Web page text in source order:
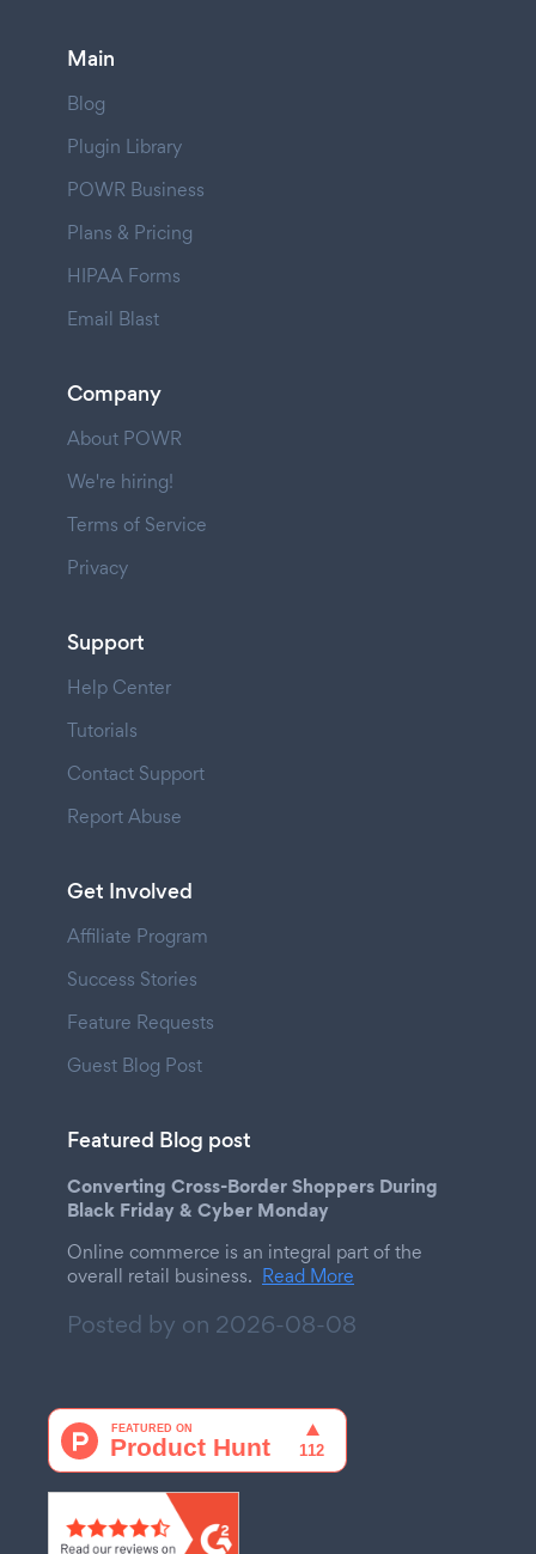
Main
Blog
Plugin Library
POWR Business
Plans & Pricing
HIPAA Forms
Email Blast
Company
About POWR
We're hiring!
Terms of Service
Privacy
Support
Help Center
Tutorials
Contact Support
Report Abuse
Get Involved
Affiliate Program
Success Stories
Feature Requests
Guest Blog Post
Featured Blog post
Converting Cross-Border Shoppers During
Black Friday & Cyber Monday
Online commerce is an integral part of the
overall retail business. Read More
Posted by on 2026-08-08